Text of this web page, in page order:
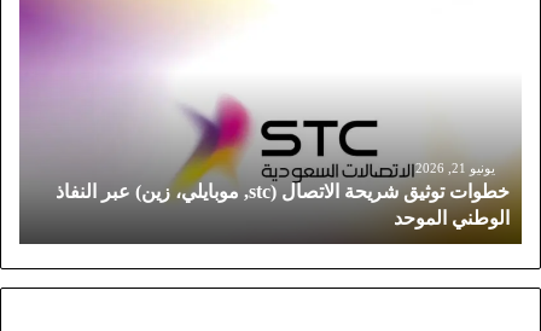
ث
ش
ر
ي
يونيو 21, 2026
خطوات توثيق شريحة الاتصال (stc, موبايلي، زين) عبر النفاذ
الوطني الموحد